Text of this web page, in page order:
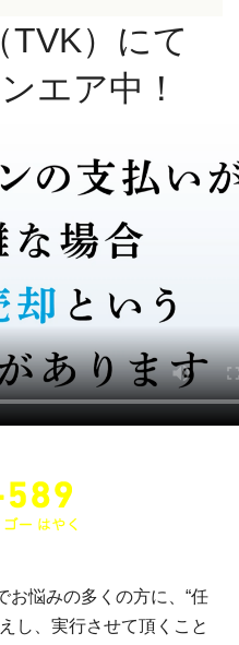
TVK）にて
エア中！
お悩みの多くの方に、“任
し、実行させて頂くこと